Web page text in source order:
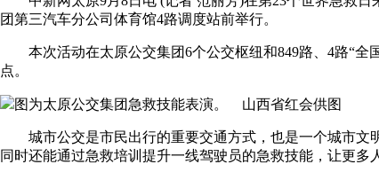
团第三汽车分公司体育馆4路调度站前举行。
本次活动在太原公交集团6个公交枢纽和849路、4路“全
点。
图为太原公交集团急救技能表演。 山西省红会供图
城市公交是市民出行的重要交通方式，也是一个城市文明
同时还能通过急救培训提升一线驾驶员的急救技能，让更